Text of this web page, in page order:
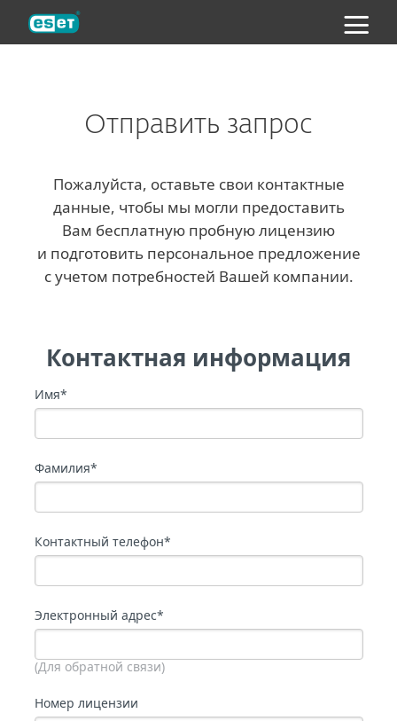
Отправить запрос
Пожалуйста, оставьте свои контактные
данные, чтобы мы могли предоставить
Вам бесплатную пробную лицензию
и подготовить персональное предложение
с учетом потребностей Вашей компании.
ESET